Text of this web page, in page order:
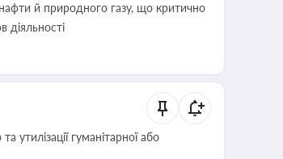
й природного газу, що критично
діяльності
гуманітарної або